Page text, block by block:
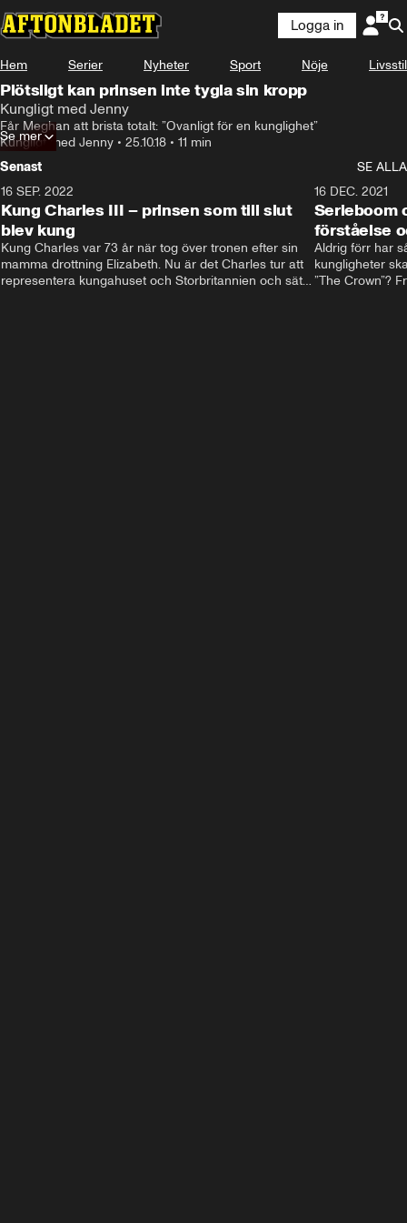
Logga in
Hem Serier Nyheter Sport Nöje Livsstil
Plötsligt kan prinsen inte tygla sin kropp
Kungligt med Jenny
Får Meghan att brista totalt: ”Ovanligt för en kunglighet”
Kungligt med Jenny • 25.10.18 • 11 min
Se mer
Senast
SE ALLA
16 SEP. 2022
Kung Charles III – prinsen som till slut
blev kung
Kung Charles var 73 år när tog över tronen efter sin
mamma drottning Elizabeth. Nu är det Charles tur att
representera kungahuset och Storbritannien och sätta
16 DEC. 2021
Serieboom
förståelse
Aldrig förr har
kungligheter
”The Crown”?